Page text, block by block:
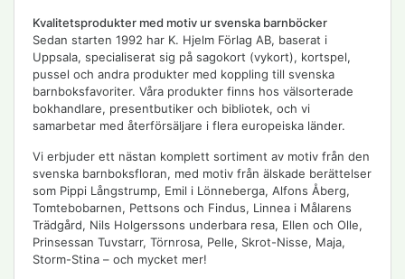
Kvalitetsprodukter med motiv ur svenska barnböcker
Sedan starten 1992 har K. Hjelm Förlag AB, baserat i
Uppsala, specialiserat sig på sagokort (vykort), kortspel,
pussel och andra produkter med koppling till svenska
barnboksfavoriter. Våra produkter finns hos välsorterade
bokhandlare, presentbutiker och bibliotek, och vi
samarbetar med återförsäljare i flera europeiska länder.
Vi erbjuder ett nästan komplett sortiment av motiv från den
svenska barnboksfloran, med motiv från älskade berättelser
som Pippi Långstrump, Emil i Lönneberga, Alfons Åberg,
Tomtebobarnen, Pettsons och Findus, Linnea i Målarens
Trädgård, Nils Holgerssons underbara resa, Ellen och Olle,
Prinsessan Tuvstarr, Törnrosa, Pelle, Skrot-Nisse, Maja,
Storm-Stina – och mycket mer!